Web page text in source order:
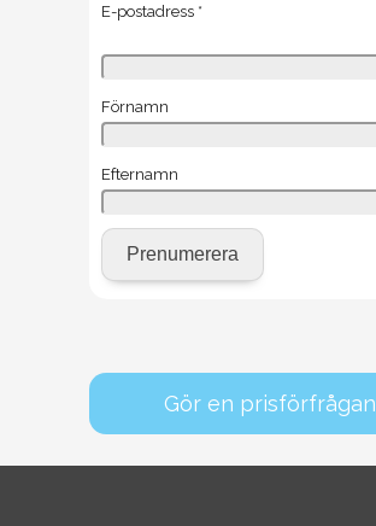
E-postadress *
Förnamn
Efternamn
Gör en prisförfrågan